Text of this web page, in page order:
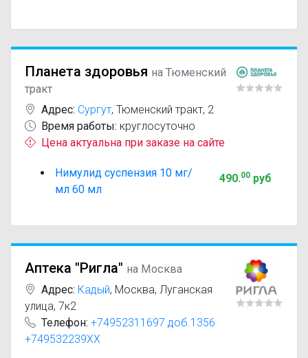
Планета здоровья на Тюменский
тракт
Адрес: Сургут, Тюменский тракт, 2
Время работы: круглосуточно
Цена актуальна при заказе на сайте
Нимулид суспензия 10 мг/
мл 60 мл
490.00руб
Аптека "Ригла" на Москва
Адрес: Кадый, Москва, Луганская
улица, 7к2
Телефон: +74952311697 доб.1356
+749532239XX